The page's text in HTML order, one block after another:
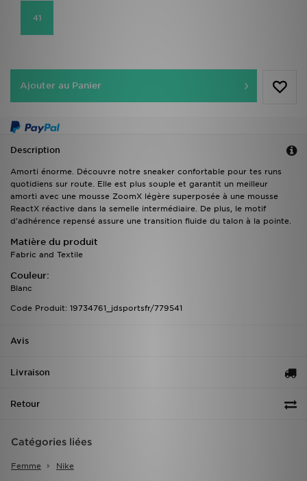
41
Ajouter au Panier
Description
Amorti énorme. Découvre notre sneaker confortable pour tes runs
quotidiens sur route. Elle est plus souple et garantit un meilleur
amorti avec une mousse ZoomX légère superposée à une mousse
ReactX réactive dans la semelle intermédiaire. De plus, le motif
d'adhérence repensé assure une transition fluide du talon à la pointe.
Matière du produit
Fabric and Textile
Couleur:
Blanc
Code Produit: 19734761_jdsportsfr/779541
Avis
Livraison
Retour
Catégories liées
Femme Nike